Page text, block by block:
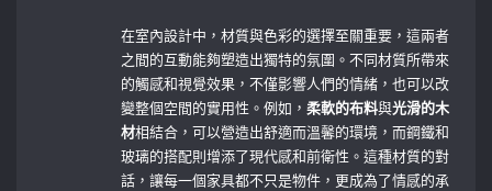
在室內設計中，材質與色彩的選擇至關重要，這兩者
之間的互動能夠塑造出獨特的氛圍。不同材質所帶來
的觸感和視覺效果，不僅影響人們的情緒，也可以改
變整個空間的實用性。例如，柔軟的布料與光滑的木
材相結合，可以營造出舒適而溫馨的環境，而鋼鐵和
玻璃的搭配則增添了現代感和前衛性。這種材質的對
話，讓每一個家具都不只是物件，更成為了情感的承